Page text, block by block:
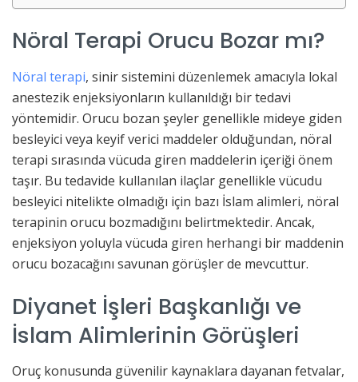
Nöral Terapi Orucu Bozar mı?
Nöral terapi, sinir sistemini düzenlemek amacıyla lokal
anestezik enjeksiyonların kullanıldığı bir tedavi
yöntemidir. Orucu bozan şeyler genellikle mideye giden
besleyici veya keyif verici maddeler olduğundan, nöral
terapi sırasında vücuda giren maddelerin içeriği önem
taşır. Bu tedavide kullanılan ilaçlar genellikle vücudu
besleyici nitelikte olmadığı için bazı İslam alimleri, nöral
terapinin orucu bozmadığını belirtmektedir. Ancak,
enjeksiyon yoluyla vücuda giren herhangi bir maddenin
orucu bozacağını savunan görüşler de mevcuttur.
Diyanet İşleri Başkanlığı ve
İslam Alimlerinin Görüşleri
Oruç konusunda güvenilir kaynaklara dayanan fetvalar,